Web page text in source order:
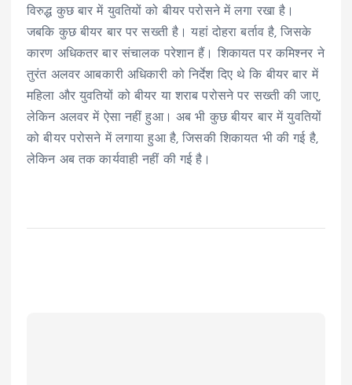
विरुद्ध कुछ बार में युवतियों को बीयर परोसने में लगा रखा है।
जबकि कुछ बीयर बार पर सख्ती है। यहां दोहरा बर्ताव है, जिसके
कारण अधिकतर बार संचालक परेशान हैं। शिकायत पर कमिश्नर ने
तुरंत अलवर आबकारी अधिकारी को निर्देश दिए थे कि बीयर बार में
महिला और युवतियों को बीयर या शराब परोसने पर सख्ती की जाए,
लेकिन अलवर में ऐसा नहीं हुआ। अब भी कुछ बीयर बार में युवतियों
को बीयर परोसने में लगाया हुआ है, जिसकी शिकायत भी की गई है,
लेकिन अब तक कार्यवाही नहीं की गई है।